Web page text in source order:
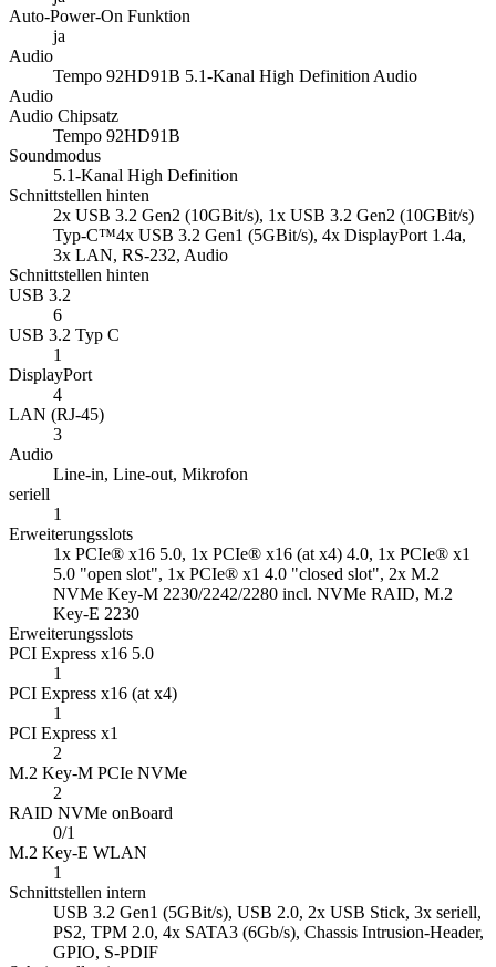
Auto-Power-On Funktion
ja
Audio
Tempo 92HD91B 5.1-Kanal High Definition Audio
Audio
Audio Chipsatz
Tempo 92HD91B
Soundmodus
5.1-Kanal High Definition
Schnittstellen hinten
2x USB 3.2 Gen2 (10GBit/s), 1x USB 3.2 Gen2 (10GBit/s)
Typ-C™4x USB 3.2 Gen1 (5GBit/s), 4x DisplayPort 1.4a,
3x LAN, RS-232, Audio
Schnittstellen hinten
USB 3.2
6
USB 3.2 Typ C
1
DisplayPort
4
LAN (RJ-45)
3
Audio
Line-in, Line-out, Mikrofon
seriell
1
Erweiterungsslots
1x PCIe® x16 5.0, 1x PCIe® x16 (at x4) 4.0, 1x PCIe® x1
5.0 "open slot", 1x PCIe® x1 4.0 "closed slot", 2x M.2
NVMe Key-M 2230/2242/2280 incl. NVMe RAID, M.2
Key-E 2230
Erweiterungsslots
PCI Express x16 5.0
1
PCI Express x16 (at x4)
1
PCI Express x1
2
M.2 Key-M PCIe NVMe
2
RAID NVMe onBoard
0/1
M.2 Key-E WLAN
1
Schnittstellen intern
USB 3.2 Gen1 (5GBit/s), USB 2.0, 2x USB Stick, 3x seriell,
PS2, TPM 2.0, 4x SATA3 (6Gb/s), Chassis Intrusion-Header,
GPIO, S-PDIF